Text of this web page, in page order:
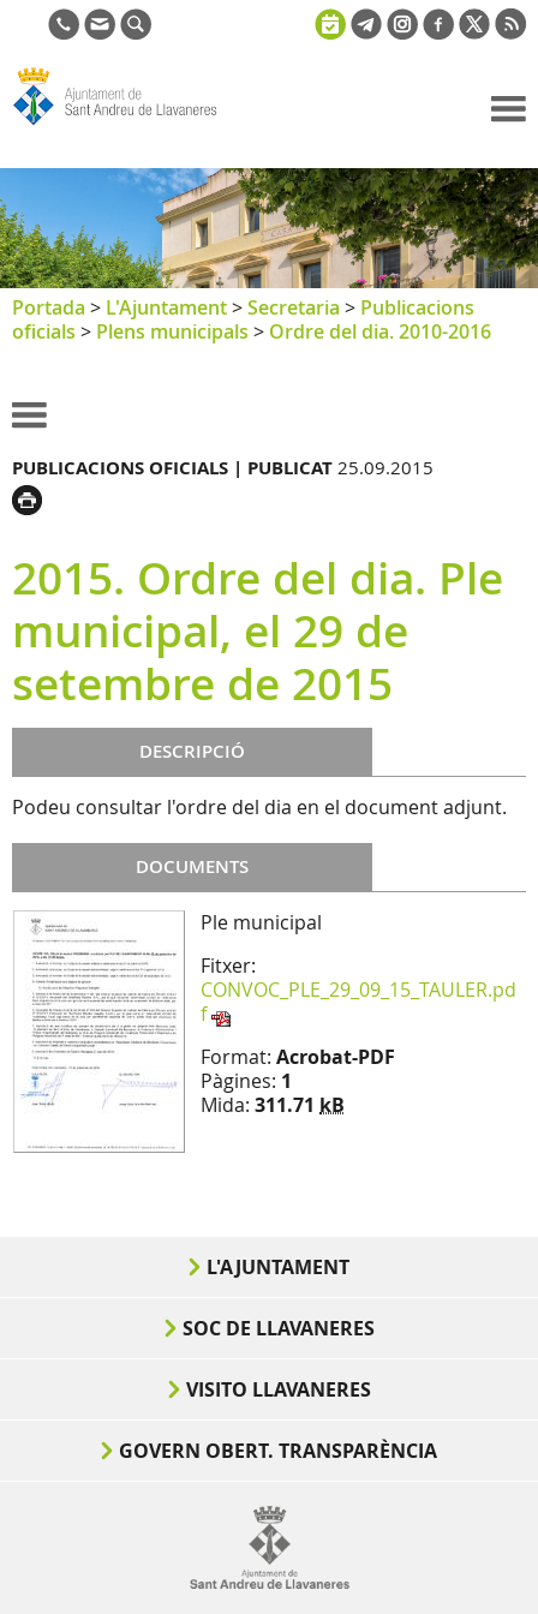
de Sant
Andreu de
Llavaneres
Portada > L'Ajuntament>Secretaria > Publicacions
oficials > Plens municipals > Ordre del dia. 2010-2016
PUBLICACIONS OFICIALS | PUBLICAT 25.09.2015
2015. Ordre del dia. Ple
municipal, el 29 de
setembre de 2015
DESCRIPCIÓ
Podeu consultar l'ordre del dia en el document adjunt.
DOCUMENTS
Ple municipal
Fitxer:
CONVOC_PLE_29_09_15_TAULER.pd
f
Format: Acrobat-PDF
Pàgines: 1
Mida: 311.71 kB
L'AJUNTAMENT
SOC DE LLAVANERES
VISITO LLAVANERES
GOVERN OBERT. TRANSPARÈNCIA